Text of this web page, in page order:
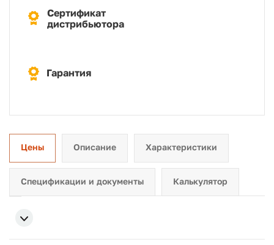
Сертификат
дистрибьютора
Гарантия
Цены Описание Характеристики
Спецификации и документы Калькулятор